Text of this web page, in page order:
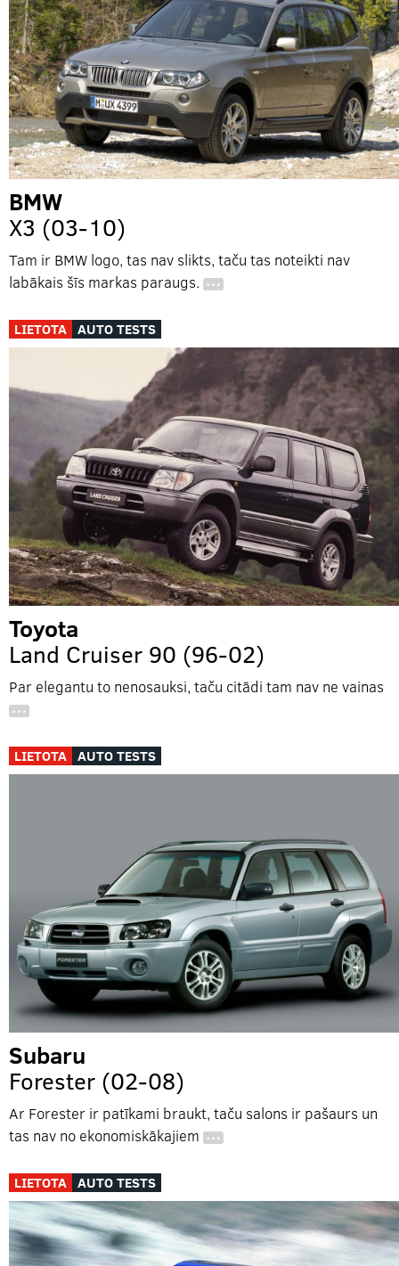
BMW
X3 (03-10)
Tam ir BMW logo, tas nav slikts, taču tas noteikti nav
labākais šīs markas paraugs. …
LIETOTA AUTO TESTS
Toyota
Land Cruiser 90 (96-02)
Par elegantu to nenosauksi, taču citādi tam nav ne vainas
…
LIETOTA AUTO TESTS
Subaru
Forester (02-08)
Ar Forester ir patīkami braukt, taču salons ir pašaurs un
tas nav no ekonomiskākajiem …
LIETOTA AUTO TESTS